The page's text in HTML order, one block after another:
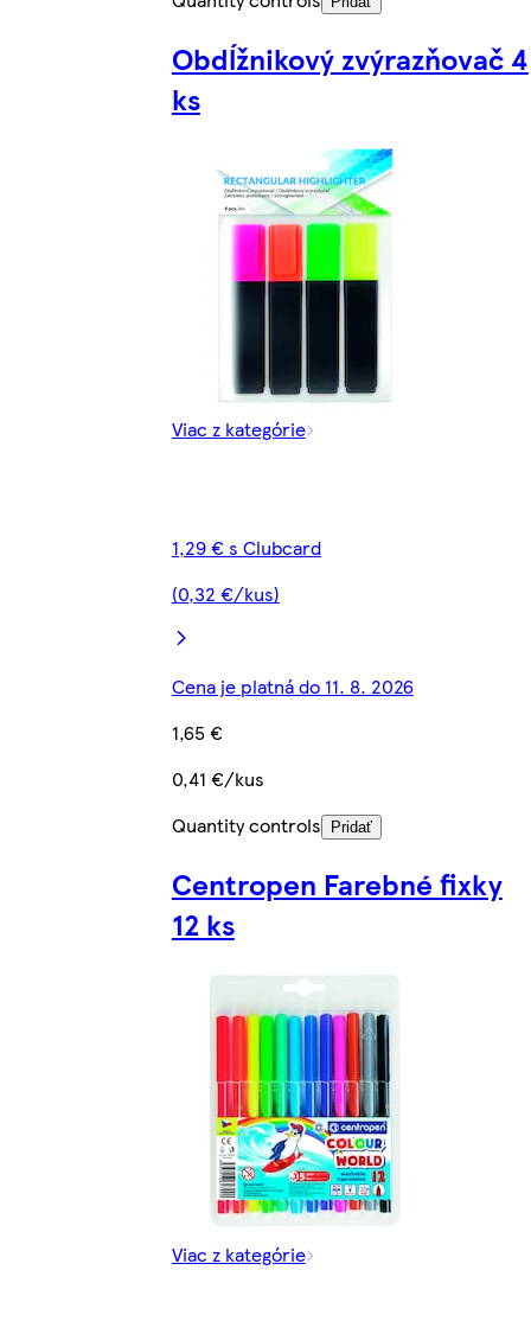
Obdĺžnikový zvýrazňovač 4
ks
Viac z kategórie
1,29 € s Clubcard
(0,32 €/kus)
Cena je platná do 11. 8. 2026
1,65 €
0,41 €/kus
Quantity controls
Pridať
Centropen Farebné fixky
12 ks
Viac z kategórie